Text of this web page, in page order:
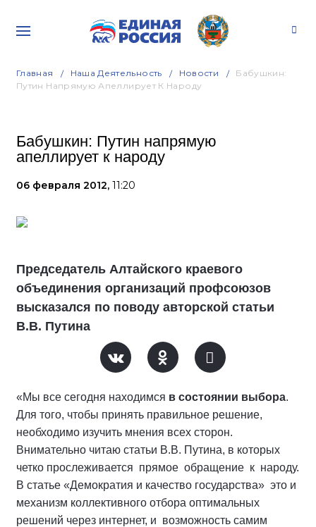
Главная Наша Деятельность Новости
Бабушкин:
Путин Напрямую Апеллирует К Народу
Бабушкин: Путин напрямую
апеллирует к народу
06 февраля 2012, 11:20
Председатель Алтайского краевого
объединения организаций профсоюзов
высказался по поводу авторской статьи
В.В. Путина
«Мы все сегодня находимся в состоянии выбора.
Для того, чтобы принять правильное решение,
необходимо изучить мнения всех сторон.
Внимательно читаю статьи В.В. Путина, в которых
четко прослеживается прямое обращение к народу.
В статье «Демократия и качество государства» это и
механизм коллективного отбора оптимальных
решений через интернет, и возможность самим